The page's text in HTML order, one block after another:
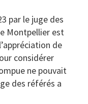
par le juge des
Montpellier est
de
considérer
ne pouvait
des référés a